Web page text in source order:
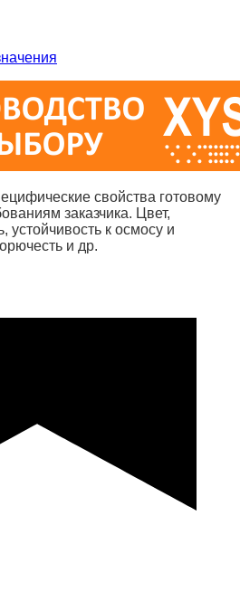
свойства готовому
заказчика. Цвет,
устойчивость к осмосу и
и др.